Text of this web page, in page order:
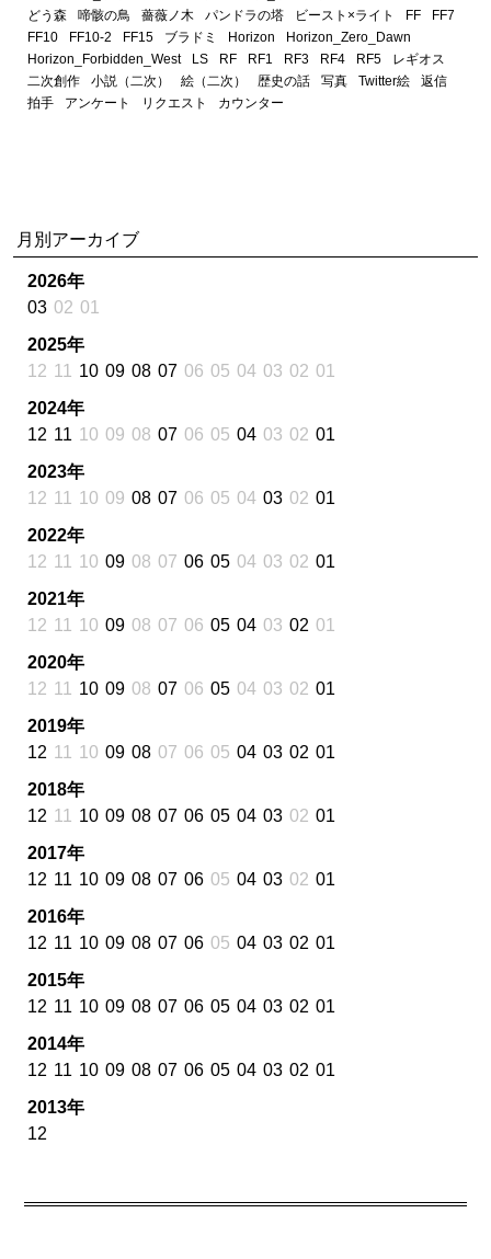
どう森
啼骸の鳥 薔薇ノ木 パンドラの塔 ビースト×ライト FF
FF7
FF10
FF10-2 FF15 ブラドミ Horizon
Horizon_Zero_Dawn
Horizon_Forbidden_West
LS RF RF1 RF3 RF4 RF5
レギオス
二次創作
小説（二次） 絵（二次） 歴史の話 写真 Twitter絵
返信
拍手
アンケート リクエスト カウンター
月別アーカイブ
2026年
03 02 01
2025年
12 11 10 09 08 07 06 05 04 03 02 01
2024年
12 11 10 09 08 07 06 05 04 03 02 01
2023年
12 11 10 09 08 07 06 05 04 03 02 01
2022年
12 11 10 09 08 07 06 05 04 03 02 01
2021年
12 11 10 09 08 07 06 05 04 03 02 01
2020年
12 11 10 09 08 07 06 05 04 03 02 01
2019年
12 11 10 09 08 07 06 05 04 03 02 01
2018年
12 11 10 09 08 07 06 05 04 03 02 01
2017年
12 11 10 09 08 07 06 05 04 03 02 01
2016年
12 11 10 09 08 07 06 05 04 03 02 01
2015年
12 11 10 09 08 07 06 05 04 03 02 01
2014年
12 11 10 09 08 07 06 05 04 03 02 01
2013年
12